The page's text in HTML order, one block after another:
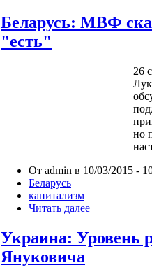
Беларусь: МВФ
"есть"
26
но
От admin в 10/03/2015 -
Беларусь
капитализм
Читать далее
Украина: Уровень
Януковича